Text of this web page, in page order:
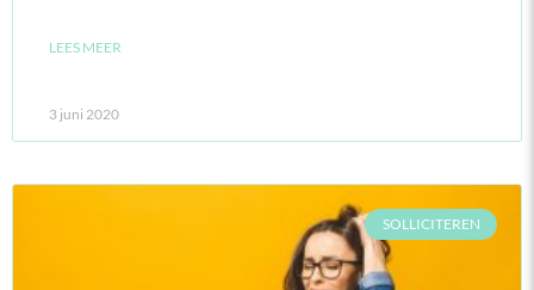
LEES MEER
3 juni 2020
SOLLICITEREN